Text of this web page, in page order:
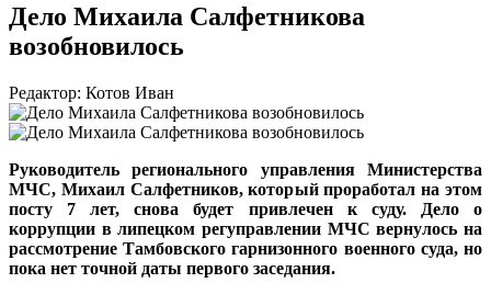
Дело Михаила Салфетникова
возобновилось
Редактор: Котов Иван
Руководитель регионального управления Министерства
МЧС, Михаил Салфетников, который проработал на этом
посту 7 лет, снова будет привлечен к суду. Дело о
коррупции в липецком регуправлении МЧС вернулось на
рассмотрение Тамбовского гарнизонного военного суда, но
пока нет точной даты первого заседания.